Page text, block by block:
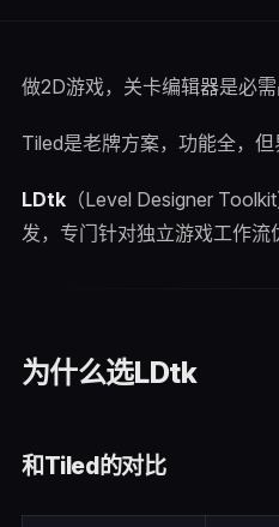
做2D游戏，关卡编辑器是必需
Tiled是老牌方案，功能全，
LDtk（Level Designer
发，专门针对独立游戏工作流
为什么选LDtk
和Tiled的对比